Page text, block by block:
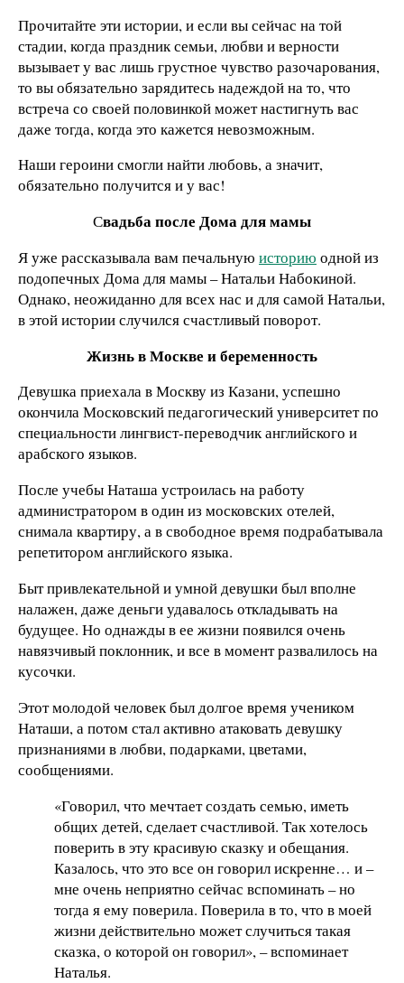
Прочитайте эти истории, и если вы сейчас на той
стадии, когда праздник семьи, любви и верности
вызывает у вас лишь грустное чувство разочарования,
то вы обязательно зарядитесь надеждой на то, что
встреча со своей половинкой может настигнуть вас
даже тогда, когда это кажется невозможным.
Наши героини смогли найти любовь, а значит,
обязательно получится и у вас!
Свадьба после Дома для мамы
Я уже рассказывала вам печальную историю одной из
подопечных Дома для мамы – Натальи Набокиной.
Однако, неожиданно для всех нас и для самой Натальи,
в этой истории случился счастливый поворот.
Жизнь в Москве и беременность
Девушка приехала в Москву из Казани, успешно
окончила Московский педагогический университет по
специальности лингвист-переводчик английского и
арабского языков.
После учебы Наташа устроилась на работу
администратором в один из московских отелей,
снимала квартиру, а в свободное время подрабатывала
репетитором английского языка.
Быт привлекательной и умной девушки был вполне
налажен, даже деньги удавалось откладывать на
будущее. Но однажды в ее жизни появился очень
навязчивый поклонник, и все в момент развалилось на
кусочки.
Этот молодой человек был долгое время учеником
Наташи, а потом стал активно атаковать девушку
признаниями в любви, подарками, цветами,
сообщениями.
«Говорил, что мечтает создать семью, иметь
общих детей, сделает счастливой. Так хотелось
поверить в эту красивую сказку и обещания.
Казалось, что это все он говорил искренне… и –
мне очень неприятно сейчас вспоминать – но
тогда я ему поверила. Поверила в то, что в моей
жизни действительно может случиться такая
сказка, о которой он говорил», – вспоминает
Наталья.